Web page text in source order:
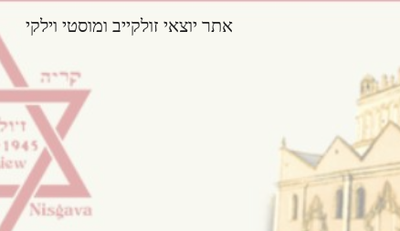
אתר יוצאי זולקייב ומוסטי וילקי